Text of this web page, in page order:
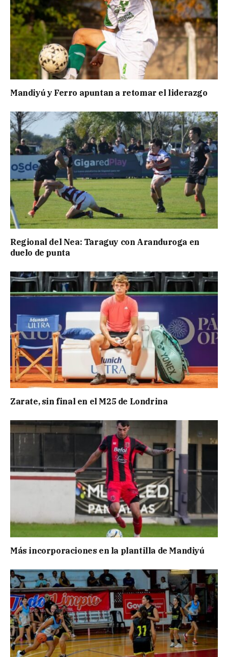
Mandiyú y Ferro apuntan a retomar el liderazgo
Regional del Nea: Taraguy con Aranduroga en
duelo de punta
Zarate, sin final en el M25 de Londrina
Más incorporaciones en la plantilla de Mandiyú